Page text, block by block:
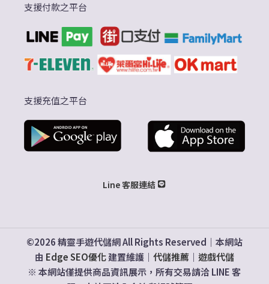
支援付款之平台
支援充值之平台
Line 客服連結
©2026 精靈手遊代儲網 All Rights Reserved｜本網站
由 Edge SEO優化建置維護｜ 代儲推薦｜ 遊戲代儲
※ 本網站僅提供商品資訊展示，所有交易請洽 LINE 客